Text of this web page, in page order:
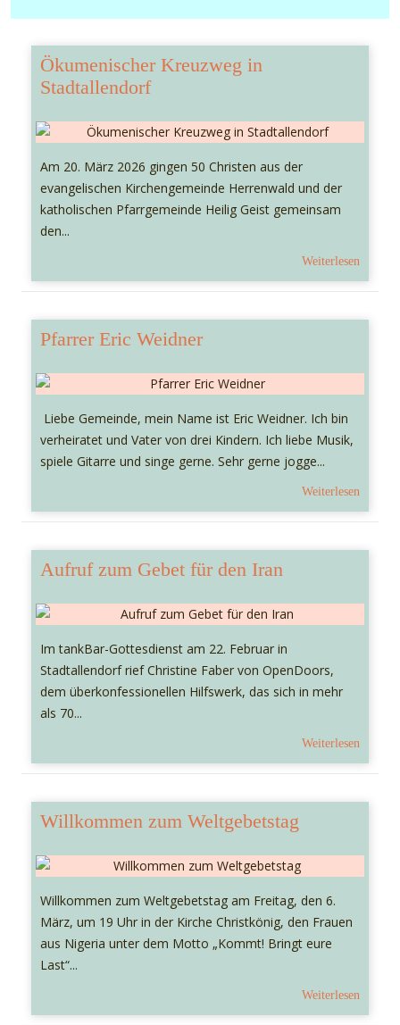
Ökumenischer Kreuzweg in
Stadtallendorf
Am 20. März 2026 gingen 50 Christen aus der
evangelischen Kirchengemeinde Herrenwald und der
katholischen Pfarrgemeinde Heilig Geist gemeinsam
den...
Weiterlesen
Pfarrer Eric Weidner
Liebe Gemeinde, mein Name ist Eric Weidner. Ich bin
verheiratet und Vater von drei Kindern. Ich liebe Musik,
spiele Gitarre und singe gerne. Sehr gerne jogge...
Weiterlesen
Aufruf zum Gebet für den Iran
Im tankBar-Gottesdienst am 22. Februar in
Stadtallendorf rief Christine Faber von OpenDoors,
dem überkonfessionellen Hilfswerk, das sich in mehr
als 70...
Weiterlesen
Willkommen zum Weltgebetstag
Willkommen zum Weltgebetstag am Freitag, den 6.
März, um 19 Uhr in der Kirche Christkönig, den Frauen
aus Nigeria unter dem Motto „Kommt! Bringt eure
Last“...
Weiterlesen